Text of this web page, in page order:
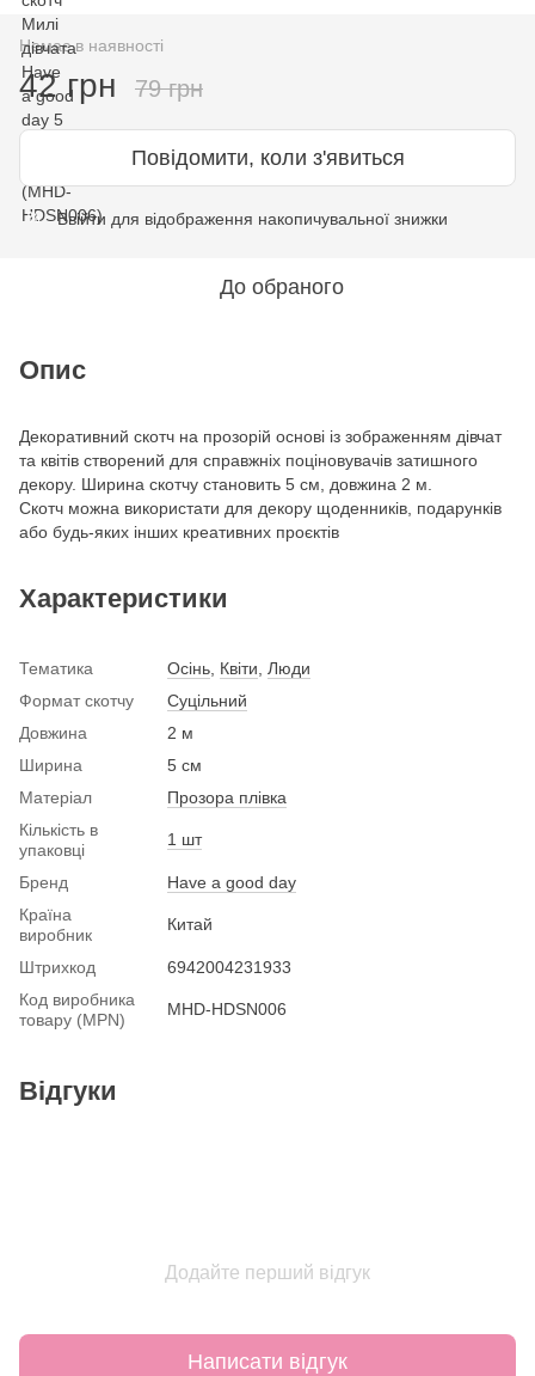
Немає в наявності
42 грн 79 грн
Повідомити, коли з'явиться
% Ввійти для відображення накопичувальної знижки
До обраного
Опис
Декоративний скотч на прозорій основі із зображенням дівчат
та квітів створений для справжніх поціновувачів затишного
декору. Ширина скотчу становить 5 см, довжина 2 м.
Скотч можна використати для декору щоденників, подарунків
або будь-яких інших креативних проєктів
Характеристики
Тематика Осінь Квіти
Люди
Формат скотчу
Суцільний
Довжина
2 м
Ширина
5 см
Матеріал
Прозора плівка
Кількість в
упаковці
1 шт
Бренд
Have a good day
Країна
виробник
Китай
Штрихкод
6942004231933
Код виробника
товару (MPN)
MHD-HDSN006
Відгуки
Додайте перший відгук
Написати відгук